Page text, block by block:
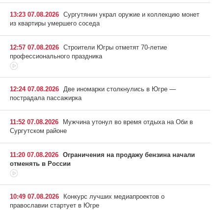
13:23 07.08.2026 Сургутянин украл оружие и коллекцию монет
из квартиры умершего соседа
12:57 07.08.2026 Строители Югры отметят 70-летие
профессионального праздника
12:24 07.08.2026 Две иномарки столкнулись в Югре —
пострадала пассажирка
11:52 07.08.2026
Мужчина утонул во время отдыха на Оби в
Сургутском районе
11:20 07.08.2026 Ограничения на продажу бензина начали
отменять в России
10:49 07.08.2026
Конкурс лучших медиапроектов о
православии стартует в Югре